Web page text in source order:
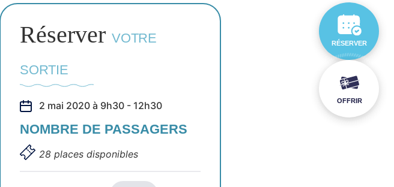
Réserver VOTRE
SORTIE
2 mai 2020 à 9h30 - 12h30
NOMBRE DE PASSAGERS
28 places disponibles
RÉSERVER
OFFRIR